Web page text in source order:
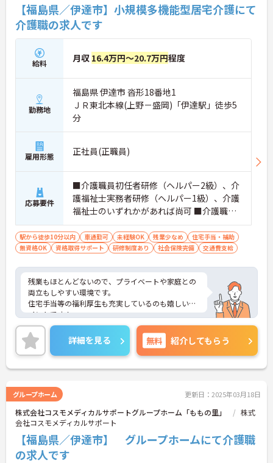
【福島県／伊達市】小規模多機能型居宅介護にて
介護職の求人です
給料 月収 16.4万円～20.7万円程度
勤務地
福島県 伊達市 沓形18番地1
ＪＲ東北本線(上野－盛岡)「伊達駅」徒歩5
分
雇用形態 正社員(正職員)
応募要件
■介護職員初任者研修（ヘルパー2級）、介
護福祉士実務者研修（ヘルパー1級）、介護
福祉士のいずれかがあれば尚可 ■介護職の
経験があると尚可 ※未経験、無資格相談可
駅から徒歩10分以内 車通勤可 未経験OK 残業少なめ
住宅手当・補助
無資格OK
資格取得サポート 研修制度あり 社会保険完備 交通費支給
残業もほとんどないので、プライベートや家庭との
両立もしやすい環境です。
住宅手当等の福利厚生も充実しているのも嬉しいポ
イントです！
ご興味ある方には、面接対策ポイントなど、さらに
詳細をお話しいたしますのでお気軽にご相談くださ
い！
詳細を見る 無料 紹介してもらう
グループホーム 更新日：2025年03月18日
株式会社コスモメディカルサポートグループホーム「ももの里」
株式
会社コスモメディカルサポート
【福島県／伊達市】 グループホームにて介護職
の求人です